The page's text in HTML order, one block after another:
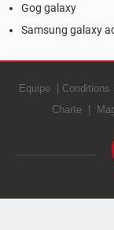
Gog galaxy
Samsung galaxy
Equipe Conditions
Charte